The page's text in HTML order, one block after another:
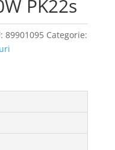
PK22s
89901095 Categorie: